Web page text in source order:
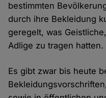
bestimmten
durch ihre Bekleidung
geregelt, was
Adlige zu tragen hatten.
Es gibt zwar bis heute